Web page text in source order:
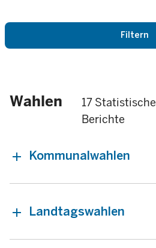
Wahlen
17 Statistische
Berichte
Kommunalwahlen
Landtagswahlen